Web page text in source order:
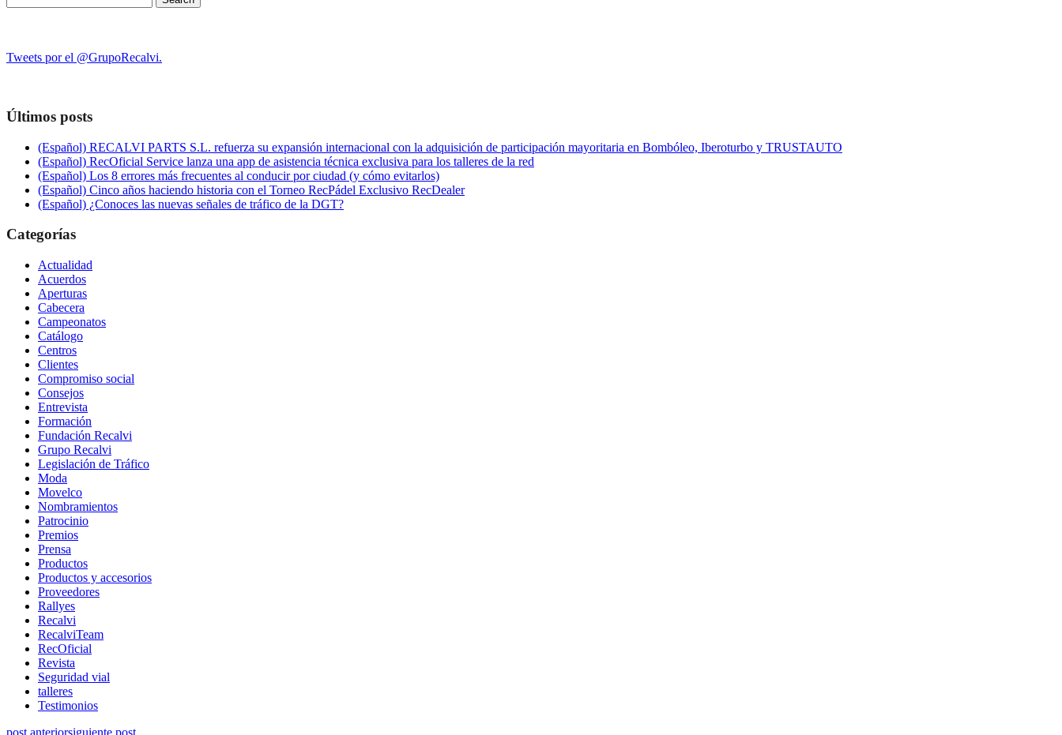
for:
Tweets por el @GrupoRecalvi.
Últimos posts
(Español) RECALVI PARTS S.L. refuerza su expansión internacional con la adquisición de participación mayoritaria en Bombóleo, Iberoturbo y TRUSTAUTO
(Español) RecOficial Service lanza una app de asistencia técnica exclusiva para los talleres de la red
(Español) Los 8 errores más frecuentes al conducir por ciudad (y cómo evitarlos)
(Español) Cinco años haciendo historia con el Torneo RecPádel Exclusivo RecDealer
(Español) ¿Conoces las nuevas señales de tráfico de la DGT?
Categorías
Actualidad
Acuerdos
Aperturas
Cabecera
Campeonatos
Catálogo
Centros
Clientes
Compromiso social
Consejos
Entrevista
Formación
Fundación Recalvi
Grupo Recalvi
Legislación de Tráfico
Moda
Movelco
Nombramientos
Patrocinio
Premios
Prensa
Productos
Productos y accesorios
Proveedores
Rallyes
Recalvi
RecalviTeam
RecOficial
Revista
Seguridad vial
talleres
Testimonios
post anteriorsiguiente post